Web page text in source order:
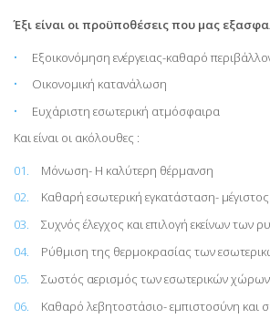
Για
Ενέργειας
Έξι είναι οι προϋποθέσεις που μας
Εξοικονόμηση ενέργειας-καθαρό
Οικονομική κατανάλωση
Ευχάριστη εσωτερική ατμόσφαιρα
Και είναι οι ακόλουθες :
Μόνωση- Η καλύτερη θέρμανση
Καθαρή εσωτερική εγκατάσταση-
Συχνός έλεγχος και επιλογή εκείνων των
Ρύθμιση της θερμοκρασίας των
Σωστός αερισμός των εσωτερικών χώρων
Καθαρό λεβητοστάσιο- εμπιστοσύνη και